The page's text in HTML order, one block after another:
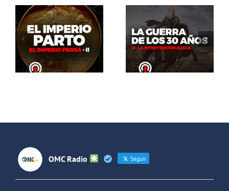
El Abrazo
del Oso. La
guerra de
los 30 años:
La
intervención
El Abrazo
del Oso.
Dinosaurios
Live Stream
OMC Radio Seguir